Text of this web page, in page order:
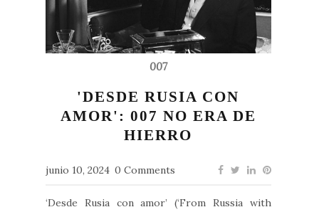
007
'DESDE RUSIA CON
AMOR': 007 NO ERA DE
HIERRO
junio 10, 2024 0 Comments
‘Desde Rusia con amor’ (‘From Russia with